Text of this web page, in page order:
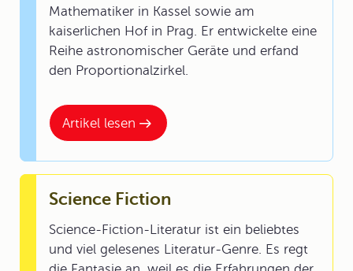
Artikel lesen
Mathematiker in Kassel sowie am
kaiserlichen Hof in Prag. Er entwickelte eine
Reihe astronomischer Geräte und erfand
den Proportionalzirkel.
Science Fiction
Science-Fiction-Literatur ist ein beliebtes
und viel gelesenes Literatur-Genre. Es regt